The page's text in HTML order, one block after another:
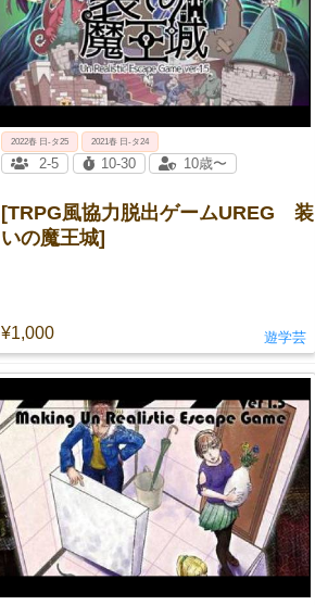
[TRPG風協力脱出ゲームUREG 装
いの魔王城]
¥1,000
2022春 日-タ25 2021春 日-タ24
2-5 10-30 10歳〜
遊学芸